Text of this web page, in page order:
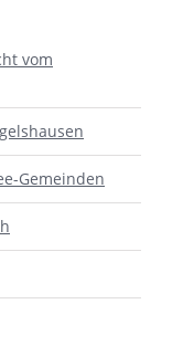
vom
Gemeinden